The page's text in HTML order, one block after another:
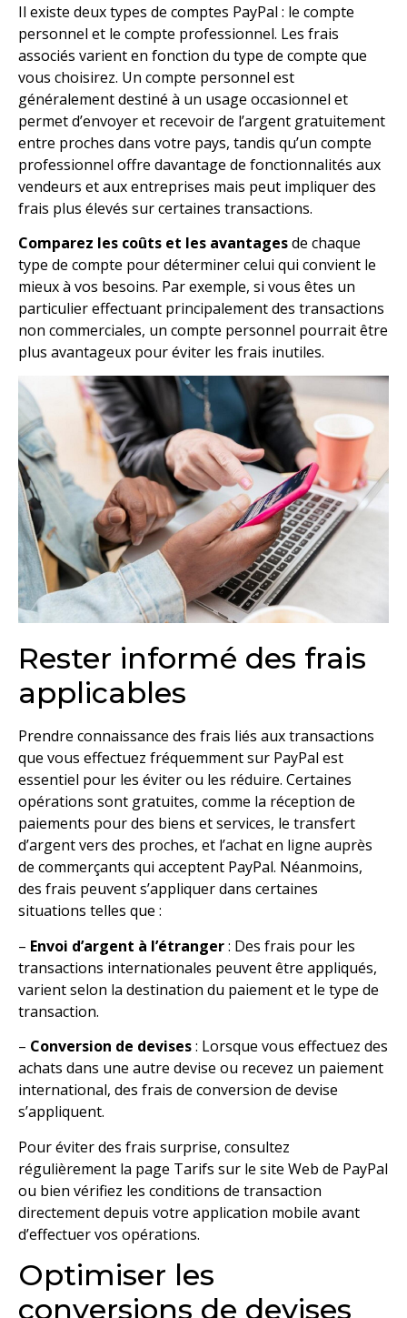
Il existe deux types de comptes PayPal : le compte
personnel et le compte professionnel. Les frais
associés varient en fonction du type de compte que
vous choisirez. Un compte personnel est
généralement destiné à un usage occasionnel et
permet d’envoyer et recevoir de l’argent gratuitement
entre proches dans votre pays, tandis qu’un compte
professionnel offre davantage de fonctionnalités aux
vendeurs et aux entreprises mais peut impliquer des
frais plus élevés sur certaines transactions.
Comparez les coûts et les avantagesde chaque
type de compte pour déterminer celui qui convient le
mieux à vos besoins. Par exemple, si vous êtes un
particulier effectuant principalement des transactions
non commerciales, un compte personnel pourrait être
plus avantageux pour éviter les frais inutiles.
Rester informé des frais
applicables
Prendre connaissance des frais liés aux transactions
que vous effectuez fréquemment sur PayPal est
essentiel pour les éviter ou les réduire. Certaines
opérations sont gratuites, comme la réception de
paiements pour des biens et services, le transfert
d’argent vers des proches, et l’achat en ligne auprès
de commerçants qui acceptent PayPal. Néanmoins,
des frais peuvent s’appliquer dans certaines
situations telles que :
– Envoi d’argent à l’étranger: Des frais pour les
transactions internationales peuvent être appliqués,
varient selon la destination du paiement et le type de
transaction.
– Conversion de devises: Lorsque vous effectuez des
achats dans une autre devise ou recevez un paiement
international, des frais de conversion de devise
s’appliquent.
Pour éviter des frais surprise, consultez
régulièrement la page Tarifs sur le site Web de PayPal
ou bien vérifiez les conditions de transaction
directement depuis votre application mobile avant
d’effectuer vos opérations.
Optimiser les
conversions de devises